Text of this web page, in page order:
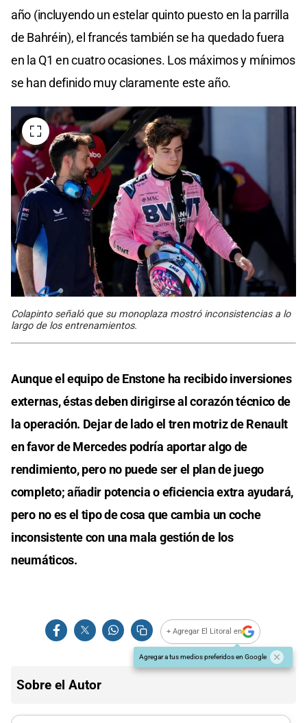
año (incluyendo un estelar quinto puesto en la parrilla
de Bahréin), el francés también se ha quedado fuera
en la Q1 en cuatro ocasiones. Los máximos y mínimos
se han definido muy claramente este año.
Colapinto señaló que su monoplaza mostró inconsistencias a lo
largo de los entrenamientos.
Aunque el equipo de Enstone ha recibido inversiones
externas, éstas deben dirigirse al corazón técnico de
la operación. Dejar de lado el tren motriz de Renault
en favor de Mercedes podría aportar algo de
rendimiento, pero no puede ser el plan de juego
completo; añadir potencia o eficiencia extra ayudará,
pero no es el tipo de cosa que cambia un coche
inconsistente con una mala gestión de los
neumáticos.
+ Agregar El Litoral en
Agregar a tus medios preferidos en Google
Sobre el Autor